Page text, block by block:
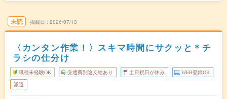
未読 掲載日 2026/07/13
〈カンタン作業！〉スキマ時間にサクッと＊チ
ラシの仕分け
職種未経験OK 交通費別途支給あり 土日祝日が休み WEB登録OK
派遣